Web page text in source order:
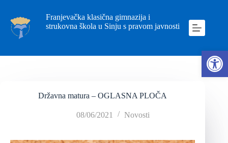
Franjevačka klasična gimnazija i
strukovna škola u Sinju s pravom javnosti
Državna matura – OGLASNA PLOČA
08/06/2021 Novosti